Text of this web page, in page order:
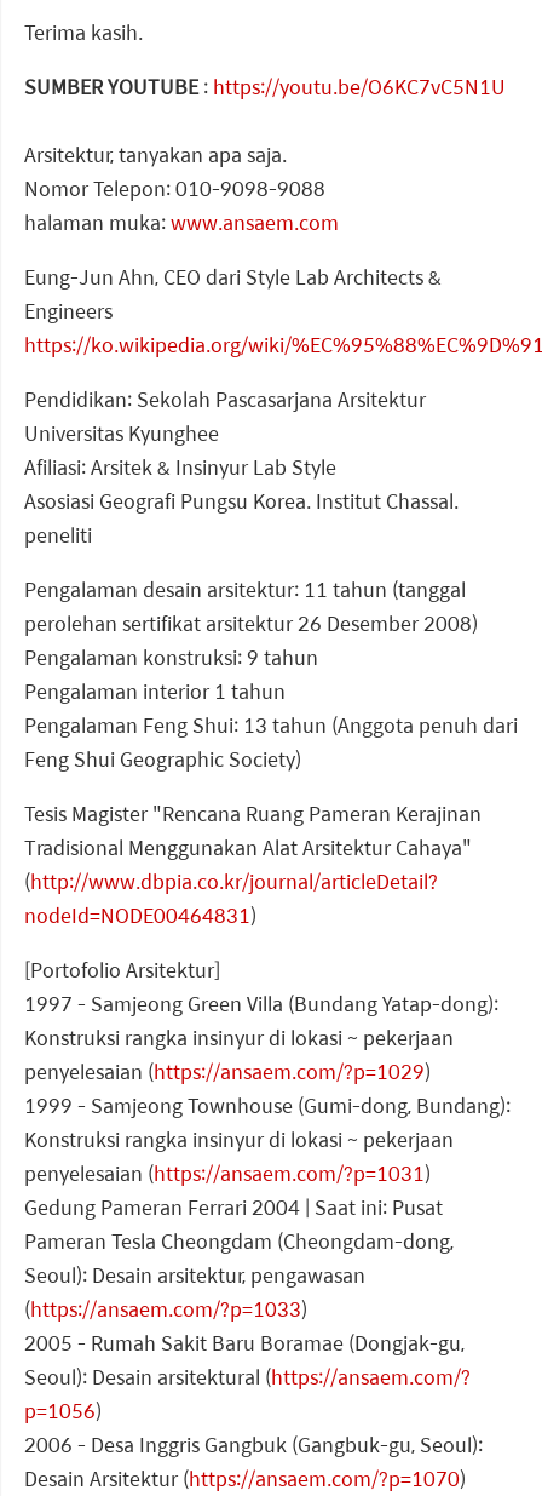
Terima kasih.
SUMBER YOUTUBE: https://youtu.be/O6KC7vC5N1U
Arsitektur, tanyakan apa saja.
Nomor Telepon: 010-9098-9088
halaman muka:www.ansaem.com
Eung-Jun Ahn, CEO dari Style Lab Architects &
Engineers
https://ko.wikipedia.org/wiki/
Pendidikan: Sekolah Pascasarjana Arsitektur
Universitas Kyunghee
Afiliasi: Arsitek & Insinyur Lab Style
Asosiasi Geografi Pungsu Korea. Institut Chassal.
peneliti
Pengalaman desain arsitektur: 11 tahun (tanggal
perolehan sertifikat arsitektur 26 Desember 2008)
Pengalaman konstruksi: 9 tahun
Pengalaman interior 1 tahun
Pengalaman Feng Shui: 13 tahun (Anggota penuh dari
Feng Shui Geographic Society)
Tesis Magister "Rencana Ruang Pameran Kerajinan
Tradisional Menggunakan Alat Arsitektur Cahaya"
(http://www.dbpia.co.kr/journal/articleDetail?
nodeId=NODE00464831)
[Portofolio Arsitektur]
1997 - Samjeong Green Villa (Bundang Yatap-dong):
Konstruksi rangka insinyur di lokasi ~ pekerjaan
penyelesaian (https://ansaem.com/?p=1029)
1999 - Samjeong Townhouse (Gumi-dong, Bundang):
Konstruksi rangka insinyur di lokasi ~ pekerjaan
penyelesaian (https://ansaem.com/?p=1031)
Gedung Pameran Ferrari 2004 | Saat ini: Pusat
Pameran Tesla Cheongdam (Cheongdam-dong,
Seoul): Desain arsitektur, pengawasan
(https://ansaem.com/?p=1033)
2005 - Rumah Sakit Baru Boramae (Dongjak-gu,
Seoul): Desain arsitektural (https://ansaem.com/?
p=1056)
2006 - Desa Inggris Gangbuk (Gangbuk-gu, Seoul):
Desain Arsitektur (https://ansaem.com/?p=1070)